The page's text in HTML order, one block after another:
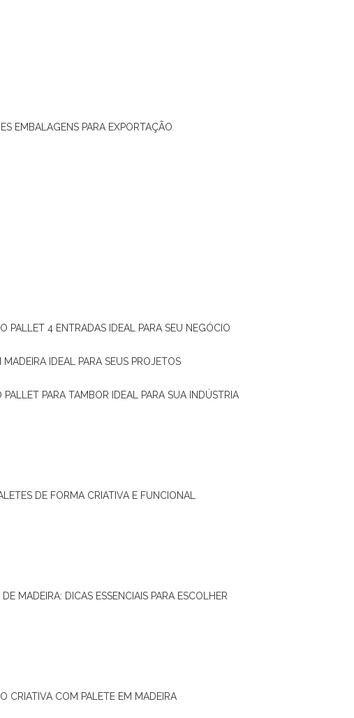
EMBALAGENS PARA EXPORTAÇÃO
O PALLET 4 ENTRADAS IDEAL PARA SEU NEGÓCIO
MADEIRA IDEAL PARA SEUS PROJETOS
PALLET PARA TAMBOR IDEAL PARA SUA INDÚSTRIA
DE FORMA CRIATIVA E FUNCIONAL
DE MADEIRA: DICAS ESSENCIAIS PARA ESCOLHER
CRIATIVA COM PALETE EM MADEIRA